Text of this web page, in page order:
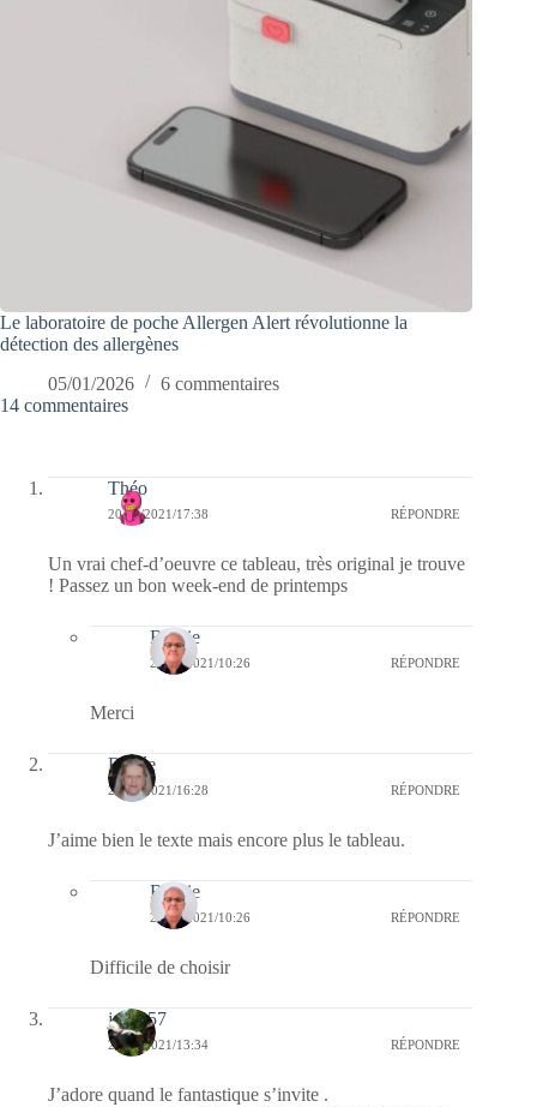
Le laboratoire de poche Allergen Alert révolutionne la
détection des allergènes
05/01/2026
6 commentaires
14 commentaires
Théo
20/03/2021/17:38 RÉPONDRE
Un vrai chef-d’oeuvre ce tableau, très original je trouve
! Passez un bon week-end de printemps
Bernie
21/03/2021/10:26 RÉPONDRE
Merci
Renée
20/03/2021/16:28 RÉPONDRE
J’aime bien le texte mais encore plus le tableau.
Bernie
21/03/2021/10:26 RÉPONDRE
Difficile de choisir
jazzy57
20/03/2021/13:34 RÉPONDRE
J’adore quand le fantastique s’invite .